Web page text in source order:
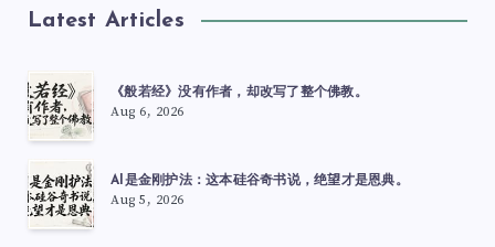
Latest Articles
《般若经》没有作者，却改写了整个佛教。
Aug 6, 2026
AI是金刚护法：这本硅谷奇书说，绝望才是恩典。
Aug 5, 2026